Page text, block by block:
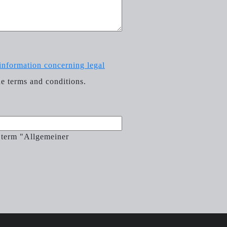
concerning legal
terms and conditions.
"Allgemeiner